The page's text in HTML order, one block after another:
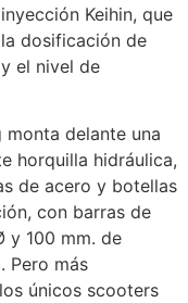
Keihin, que
dosificación de
el nivel de
monta delante una
horquilla hidráulica,
de acero y botellas
con barras de
y 100 mm. de
Pero más
únicos scooters